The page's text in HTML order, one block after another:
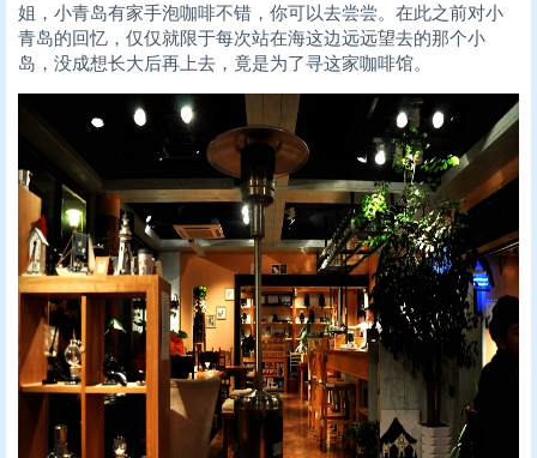
姐，小青岛有家手泡咖啡不错，你可以去尝尝。在此之前对小
青岛的回忆，仅仅就限于每次站在海这边远远望去的那个小
岛，没成想长大后再上去，竟是为了寻这家咖啡馆。